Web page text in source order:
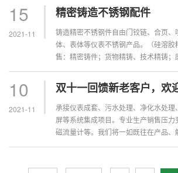
业。铸造精密不锈钢...
15
2021-11
精密铸造不锈钢配件
铸造精密不锈钢件自由门铰链、合页
体、表体等仪表不锈钢产品。（硅溶胶
售：精密铸件；货物精铸、技术精铸；
动)。制造能力范围：仪器...
10
2021-11
双十一回馈新老客户，欢
承接仪表成套、污水处理、净化水处
屏等系统集成项目。专业生产销售压
磁流量计等。我们将一如既往在产品、